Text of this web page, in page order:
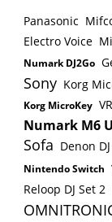
Gerät
leer ist. AFT
Technology)
des Werkzeugs Akkusystem XGT: ja
2600 min⁻¹
Bohrleistung
Mauerwerk:
Panasonic
Electro Voice
Numark DJ2Go
Sony Korg
Korg MicroKey
Numark M6
Sofa Denon DJ
Nintendo Switch
Reloop DJ Set 2